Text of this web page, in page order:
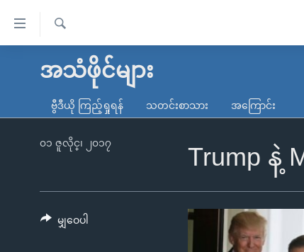
လွယ်ကူ
သည့်
မူလစာမျက်နှာ
ကမ္ဘာ့သတင်းများ
နိုင်ငံတကာ
တရုတ်
အစ္စရေး-ပါလက်စတိုင်း
ရပ်ဝန်းတခု လမ်းတခု အလွန်
အင်္ဂလိပ်စာလေ့လာမယ်
ရ
အသံဖိုင်များ
ဗွီဒီယို ကြည့်ရှုရန် သတင်းစာသား အကြောင်း
Trump နဲ့
၀၁ ဇူလိုင္၊ ၂၀၁၇
မျှဝေပါ